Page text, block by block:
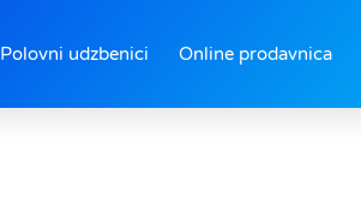
Polovni udzbenici Online prodavnica